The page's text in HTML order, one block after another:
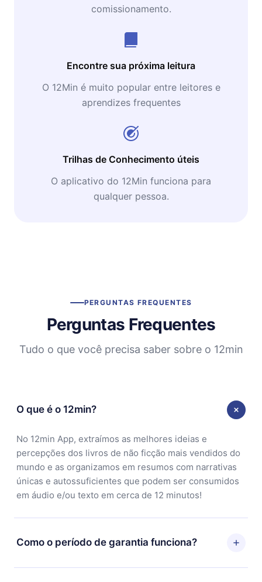
comissionamento.
Encontre sua próxima leitura
O 12Min é muito popular entre leitores e
aprendizes frequentes
Trilhas de Conhecimento úteis
O aplicativo do 12Min funciona para
qualquer pessoa.
PERGUNTAS FREQUENTES
Perguntas Frequentes
Tudo o que você precisa saber sobre o 12min
O que é o 12min?
No 12min App, extraímos as melhores ideias e
percepções dos livros de não ficção mais vendidos do
mundo e as organizamos em resumos com narrativas
únicas e autossuficientes que podem ser consumidos
em áudio e/ou texto em cerca de 12 minutos!
Como o período de garantia funciona?
Você pode baixar nosso aplicativo e começar a